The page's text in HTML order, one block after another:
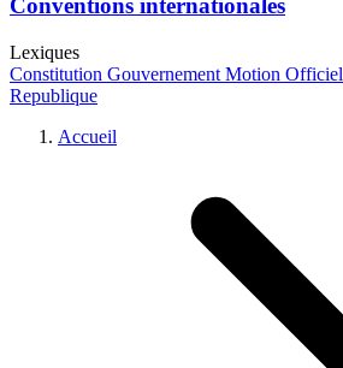
Conventions internationales
Lexiques
Constitution Gouvernement Motion Officiel
Republique
Accueil